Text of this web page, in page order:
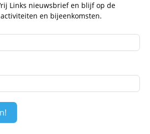
Links nieuwsbrief en blijf op de
en bijeenkomsten.